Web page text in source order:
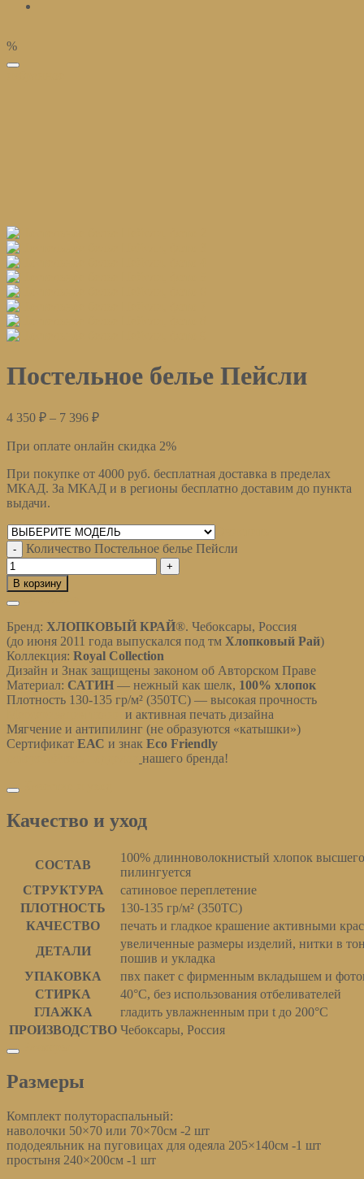
%
Постельное белье Пейсли
4 350 ₽ – 7 396 ₽
При оплате онлайн скидка 2%
При покупке от 4000 руб. бесплатная доставка в пределах
МКАД. За МКАД и в регионы бесплатно доставим до пункта
выдачи.
Количество Постельное белье Пейсли
В корзину
Бренд: ХЛОПКОВЫЙ КРАЙ®. Чебоксары, Россия
(до июня 2011 года выпускался под тм Хлопковый Рай)
Коллекция: Royal Collection
Дизайн и Знак защищены законом об Авторском Праве
Материал: САТИН — нежный как шелк, 100% хлопок
Плотность 130-135 гр/м² (350ТС) — высокая прочность
и активная печать дизайна
Мягчение и антипилинг (не образуются «катышки»)
Сертификат ЕАС и знак Eco Friendly
нашего бренда!
Качество и уход
СОСТАВ
100% длинноволокнистый хлопок высшего
пилингуется
СТРУКТУРА
сатиновое переплетение
ПЛОТНОСТЬ
130-135 гр/м² (350ТС)
КАЧЕСТВО
печать и гладкое крашение активными
ДЕТАЛИ
увеличенные размеры изделий, нитки в
пошив и укладка
УПАКОВКА
пвх пакет с фирменным вкладышем и
СТИРКА
40°С, без использования отбеливателей
ГЛАЖКА
гладить увлажненным при t до 200°С
ПРОИЗВОДСТВО Чебоксары, Россия
Размеры
Комплект полутораспальный:
наволочки 50×70 или 70×70см -2 шт
пододеяльник на пуговицах для одеяла 205×140см -1 шт
простыня 240×200см -1 шт